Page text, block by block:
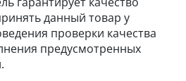
данный товар у
проверки качества
предусмотренных